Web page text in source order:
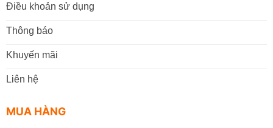
Điều khoản sử dụng
Thông báo
Khuyến mãi
Liên hệ
MUA HÀNG